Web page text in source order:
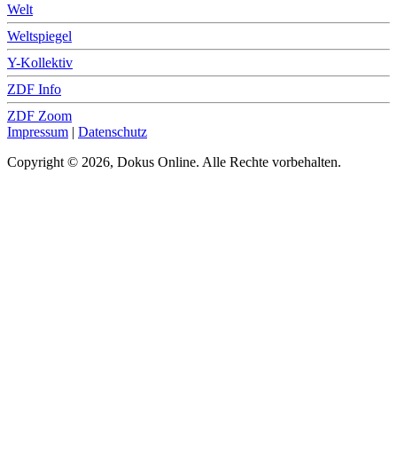
Welt
Weltspiegel
Y-Kollektiv
ZDF Info
ZDF Zoom
Impressum | Datenschutz
Copyright © 2026, Dokus Online. Alle Rechte vorbehalten.